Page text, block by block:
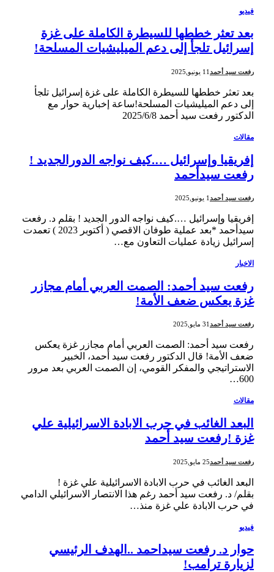
فيديو
بعد تعثر خططها للسيطرة الكاملة على غزة
إسرائيل تلجأ إلى دعم الميليشيات المسلحة!
رفعت سيد أحمد11 يونيو,2025
بعد تعثر خططها للسيطرة الكاملة على غزة إسرائيل تلجأ
إلى دعم الميليشيات المسلحة!ساعة إخبارية حوار مع
الدكتور رفعت سيد أحمد 2025/6/8
مقالات
إفريقيا وإسرائيل ….كيف نواجه الدورالجديد !
رفعت سيدأحمد
رفعت سيد أحمد1 يونيو,2025
إفريقيا وإسرائيل ….كيف نواجه الدور الجديد ! بقلم د. رفعت
سيدأحمد *بعد عملية طوفان الاقصي ( أكتوبر 2023 ) تعمدت
إسرائيل زيادة عمليات التعاون مع…
الاخبار
رفعت سيد أحمد: الصمت العربي أمام مجازر
غزة يعكس ضعف الأمة!
رفعت سيد أحمد31 مايو,2025
رفعت سيد أحمد: الصمت العربي أمام مجازر غزة يعكس
ضعف الأمة! قال الدكتور رفعت سيد أحمد، الخبير
الاستراتيجي والمفكر القومي، إن الصمت العربي بعد مرور
600…
مقالات
البعد الغائب في حرب الابادة الاسرائيلية علي
غزة !رفعت سيد أحمد
رفعت سيد أحمد25 مايو,2025
البعد الغائب في حرب الابادة الاسرائيلية علي غزة !
بقلم/ د. رفعت سيد أحمد رغم هذا الانتصار الاسرائيلي الدامي
في حرب الابادة علي غزة منذ…
فيديو
حوار د. رفعت سيداحمد ..الهدف الرئيسي
لزيارة ترامب!